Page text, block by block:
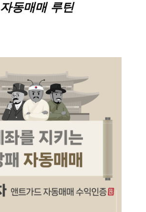
자동매매 루틴